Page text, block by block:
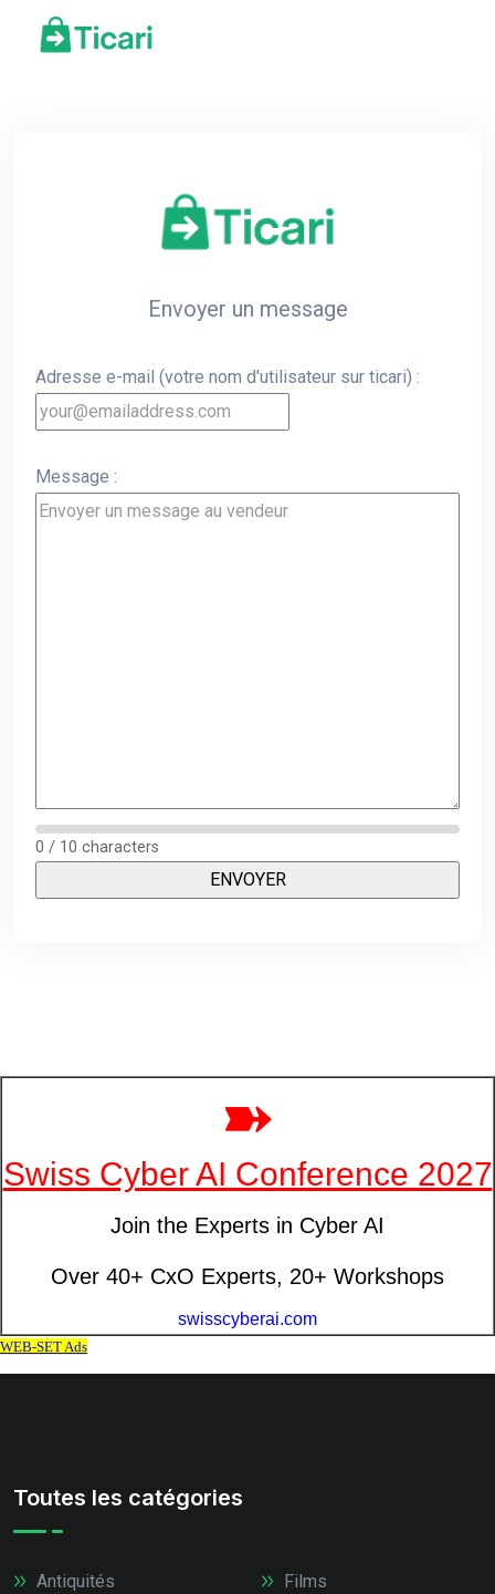
Envoyer un message
Adresse e-mail (votre nom d'utilisateur sur ticari) :
Message :
0 / 10 characters
Toutes les catégories
Antiquités
Films